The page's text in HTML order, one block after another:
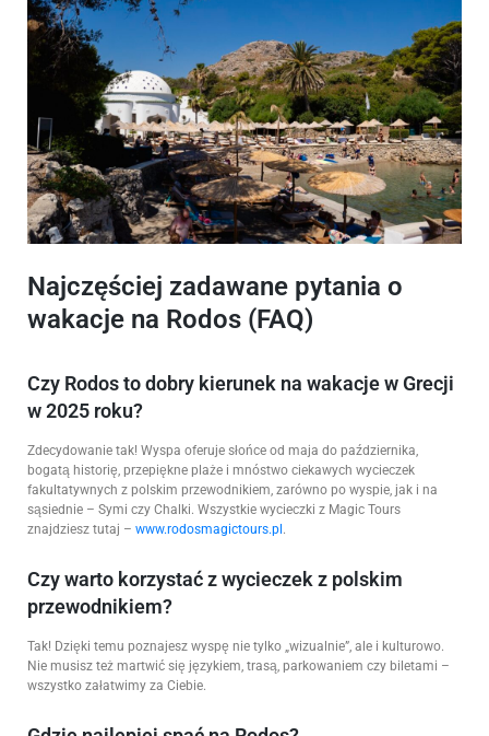
Najczęściej zadawane pytania o
wakacje na Rodos (FAQ)
Czy Rodos to dobry kierunek na wakacje w Grecji
w 2025 roku?
Zdecydowanie tak! Wyspa oferuje słońce od maja do października,
bogatą historię, przepiękne plaże i mnóstwo ciekawych wycieczek
fakultatywnych z polskim przewodnikiem, zarówno po wyspie, jak i na
sąsiednie – Symi czy Chalki. Wszystkie wycieczki z Magic Tours
znajdziesz tutaj – www.rodosmagictours.pl .
Czy warto korzystać z wycieczek z polskim
przewodnikiem?
Tak! Dzięki temu poznajesz wyspę nie tylko „wizualnie”, ale i kulturowo.
Nie musisz też martwić się językiem, trasą, parkowaniem czy biletami –
wszystko załatwimy za Ciebie.